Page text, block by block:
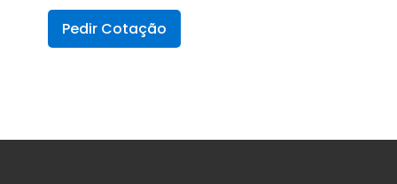
Pedir Cotação